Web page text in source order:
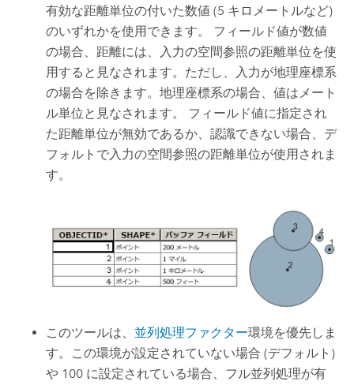
有効な距離単位の付いた数値 (5 キロメートルなど)
のいずれかを使用できます。 フィールド値が数値
の場合、距離には、入力の空間参照の距離単位を使
用すると見なされます。ただし、入力が地理座標系
の場合を除きます。地理座標系の場合、値はメート
ル単位と見なされます。 フィールド値に指定され
た距離単位が無効であるか、認識できない場合、デ
フォルトで入力の空間参照の距離単位が使用されま
す。
このツールは、 並列処理ファクター環境を優先しま
す。この環境が設定されていない場合 (デフォルト)
や 100 に設定されている場合、フル並列処理が有